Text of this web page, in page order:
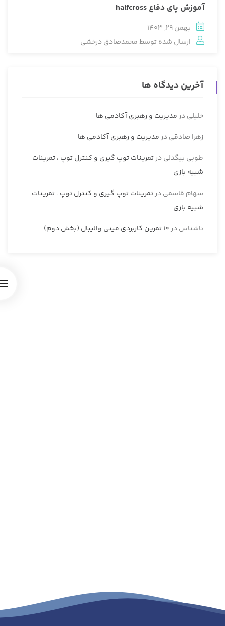
آموزش پای دفاع halfcross
بهمن 29, 1403
ارسال شده توسط محمدصادق درخشی
آخرین دیدگاه ها
خلیلیدرمدیریت و رهبری آکادمی ها
زهرا صادقیدرمدیریت و رهبری آکادمی ها
طوبی بیگدلیدرتمرینات توپ گیری و کنترل توپ ، تمرینات
شبیه بازی
سهام قاسمیدرتمرینات توپ گیری و کنترل توپ ، تمرینات
شبیه بازی
ناشناسدر10 تمرین کاربردی مینی والیبال (بخش دوم)